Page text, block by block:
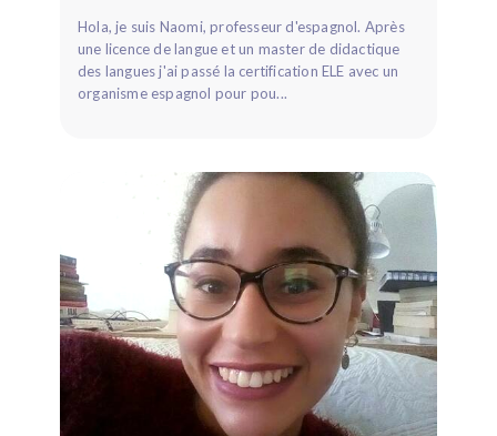
Hola, je suis Naomi, professeur d'espagnol. Après
une licence de langue et un master de didactique
des langues j'ai passé la certification ELE avec un
organisme espagnol pour pou...